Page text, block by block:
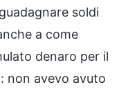
soldi
a come
denaro per il
non avevo avuto